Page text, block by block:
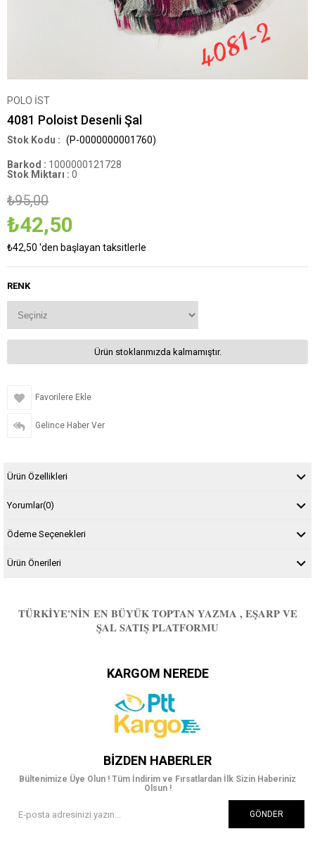
POLO İST
4081 Poloist Desenli Şal
(P-0000000001760)
Barkod : 1000000121728
Stok Miktarı : 0
₺95,00
₺42,50
₺42,50 'den başlayan taksitlerle
RENK
Ürün stoklarımızda kalmamıştır.
Favorilere Ekle
Gelince Haber Ver
Ürün Özellikleri
Yorumlar(0)
Ödeme Seçenekleri
Ürün Önerileri
TÜRKIYE'NIN EN BÜYÜK TOPTAN YAZMA , EŞARP VE
ŞAL SATIŞ PLATFORMU
KARGOM NEREDE
BIZDEN HABERLER
Bültenimize Üye Olun ! Tüm İndirim ve Fırsatlardan İlk Sizin Haberiniz
Olsun !
GÖNDER